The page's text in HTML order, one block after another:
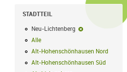
STADTTEIL
Neu-Lichtenberg
Neu-
Alle
Alt-Hohenschönhausen Nord
Alt-
Alt-Hohenschönhausen Süd
Alt-